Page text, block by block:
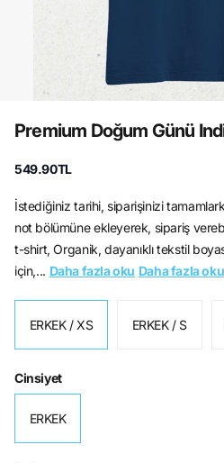
Premium Doğum Günü
549.90TL
İstediğiniz tarihi, siparişinizi
not bölümüne ekleyerek, sipariş
t-shirt, Organik, dayanıklı tekstil
için,... Daha fazla oku Daha fazla oku
ERKEK / XS ERKEK / S
Cinsiyet
ERKEK